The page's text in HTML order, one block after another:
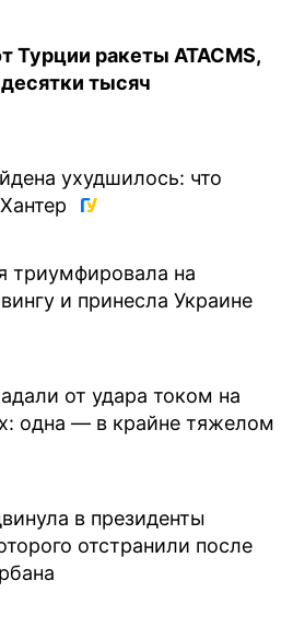
Турции ракеты ATACMS,
тысяч
ухудшилось: что
триумфировала на
и принесла Украине
от удара током на
одна — в крайне тяжелом
в президенты
отстранили после